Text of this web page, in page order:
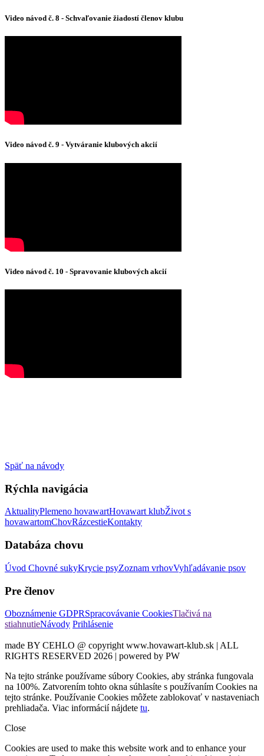
Video návod č. 8 - Schvaľovanie žiadostí členov klubu
Video návod č. 9 - Vytváranie klubových akcií
Video návod č. 10 - Spravovanie klubových akcií
Späť na návody
Rýchla navigácia
AktualityPlemeno hovawartHovawart klubŽivot s
hovawartomChovRázcestieKontakty
Databáza chovu
Úvod Chovné sukyKrycie psyZoznam vrhovVyhľadávanie psov
Pre členov
Oboznámenie GDPRSpracovávanie CookiesTlačivá na
stiahnutieNávody Prihlásenie
made BY CEHLO @ copyright www.hovawart-klub.sk | ALL
RIGHTS RESERVED 2026 | powered by PW
Na tejto stránke používame súbory Cookies, aby stránka fungovala
na 100%. Zatvorením tohto okna súhlasíte s používaním Cookies na
tejto stránke. Používanie Cookies môžete zablokovať v nastaveniach
prehliadača. Viac informácií nájdete tu.
Close
Cookies are used to make this website work and to enhance your